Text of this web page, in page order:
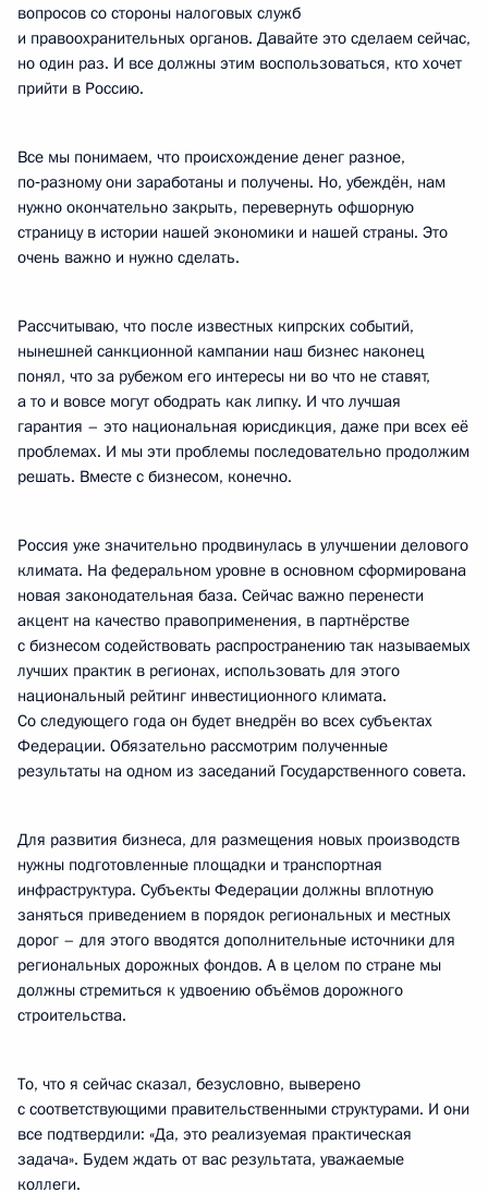
вопросов со стороны налоговых служб
и правоохранительных органов. Давайте это сделаем сейчас,
но один раз. И все должны этим воспользоваться, кто хочет
прийти в Россию.
Все мы понимаем, что происхождение денег разное,
по‑разному они заработаны и получены. Но, убеждён, нам
нужно окончательно закрыть, перевернуть офшорную
страницу в истории нашей экономики и нашей страны. Это
очень важно и нужно сделать.
Рассчитываю, что после известных кипрских событий,
нынешней санкционной кампании наш бизнес наконец
понял, что за рубежом его интересы ни во что не ставят,
а то и вовсе могут ободрать как липку. И что лучшая
гарантия – это национальная юрисдикция, даже при всех её
проблемах. И мы эти проблемы последовательно продолжим
решать. Вместе с бизнесом, конечно.
Россия уже значительно продвинулась в улучшении делового
климата. На федеральном уровне в основном сформирована
новая законодательная база. Сейчас важно перенести
акцент на качество правоприменения, в партнёрстве
с бизнесом содействовать распространению так называемых
лучших практик в регионах, использовать для этого
национальный рейтинг инвестиционного климата.
Со следующего года он будет внедрён во всех субъектах
Федерации. Обязательно рассмотрим полученные
результаты на одном из заседаний Государственного совета.
Для развития бизнеса, для размещения новых производств
нужны подготовленные площадки и транспортная
инфраструктура. Субъекты Федерации должны вплотную
заняться приведением в порядок региональных и местных
дорог – для этого вводятся дополнительные источники для
региональных дорожных фондов. А в целом по стране мы
должны стремиться к удвоению объёмов дорожного
строительства.
То, что я сейчас сказал, безусловно, выверено
с соответствующими правительственными структурами. И они
все подтвердили: «Да, это реализуемая практическая
задача». Будем ждать от вас результата, уважаемые
коллеги.